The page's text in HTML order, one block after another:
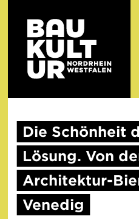
Die Schönheit
Lösung. Von
Architektur-
Venedig